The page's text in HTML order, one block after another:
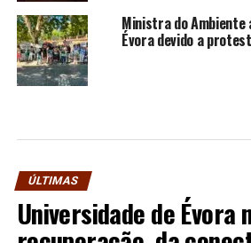
Ministra do Ambiente
Évora devido a
ÚLTIMAS
Universidade de Évora